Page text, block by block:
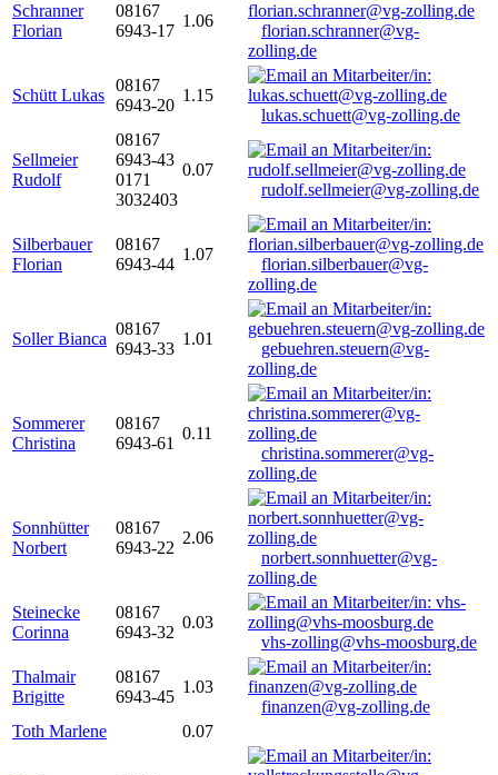
Schranner
Florian
08167
6943-17
1.06
florian.schranner@vg-
zolling.de
Schütt Lukas
08167
6943-20
1.15
lukas.schuett@vg-zolling.de
Sellmeier
Rudolf
08167
6943-43
0171
3032403
0.07
rudolf.sellmeier@vg-zolling.de
Silberbauer
Florian
08167
6943-44
1.07
florian.silberbauer@vg-
zolling.de
Soller Bianca
08167
6943-33
1.01
gebuehren.steuern@vg-
zolling.de
Sommerer
Christina
08167
6943-61
0.11
christina.sommerer@vg-
zolling.de
Sonnhütter
Norbert
08167
6943-22
2.06
norbert.sonnhuetter@vg-
zolling.de
Steinecke
Corinna
08167
6943-32
0.03
vhs-zolling@vhs-moosburg.de
Thalmair
Brigitte
08167
6943-45
1.03
finanzen@vg-zolling.de
Toth Marlene
0.07